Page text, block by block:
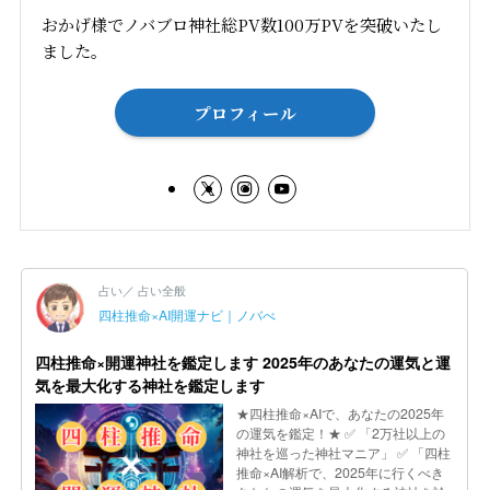
おかげ様でノバブロ神社総PV数100万PVを突破いたし
ました。
プロフィール